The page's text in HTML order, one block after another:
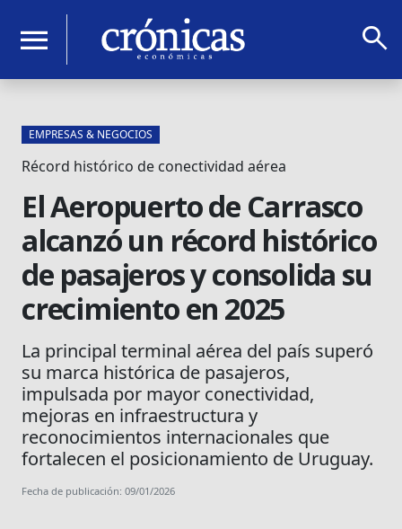
menu search
EMPRESAS & NEGOCIOS
Récord histórico de conectividad aérea
El Aeropuerto de Carrasco
alcanzó un récord histórico
de pasajeros y consolida su
crecimiento en 2025
La principal terminal aérea del país superó
su marca histórica de pasajeros,
impulsada por mayor conectividad,
mejoras en infraestructura y
reconocimientos internacionales que
fortalecen el posicionamiento de Uruguay.
Fecha de publicación: 09/01/2026